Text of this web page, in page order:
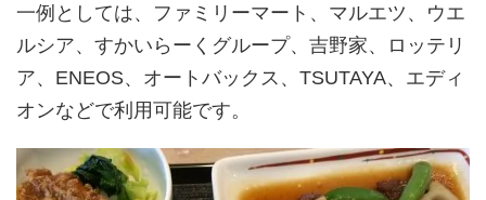
一例としては、ファミリーマート、マルエツ、ウエ
ルシア、すかいらーくグループ、吉野家、ロッテリ
ア、ENEOS、オートバックス、TSUTAYA、エディ
オンなどで利用可能です。